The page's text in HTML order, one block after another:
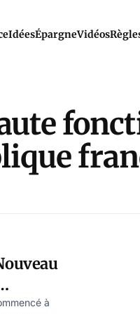
IdéesÉpargneVidéos
à